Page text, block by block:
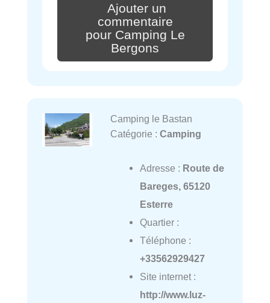
Ajouter un
commentaire
pour Camping Le
Bergons
Camping le Bastan
Catégorie : Camping
Adresse : Route de
Bareges, 65120
Esterre
Quartier :
Téléphone :
+33562929427
Site internet :
http://www.luz-